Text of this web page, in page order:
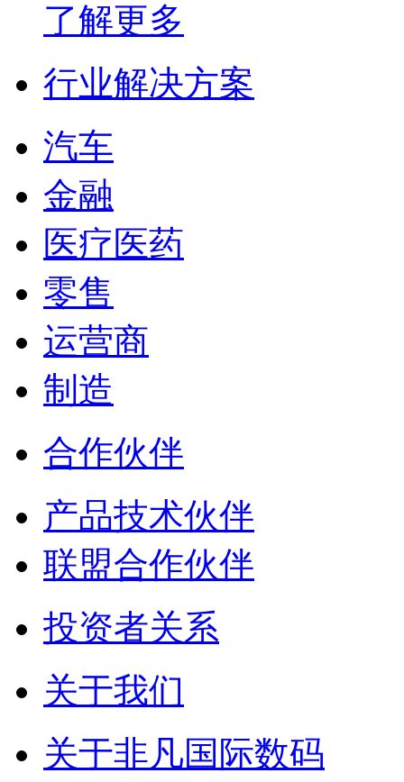
了解更多
行业解决方案
汽车
金融
医疗医药
零售
运营商
制造
合作伙伴
产品技术伙伴
联盟合作伙伴
投资者关系
关于我们
关于非凡国际数码